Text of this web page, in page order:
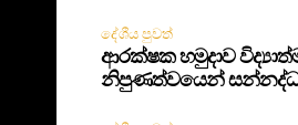
දේශීය පුවත්
ආරක්ෂක හමුදාව
නිපුණත්වයෙන් සන්නද්ධ